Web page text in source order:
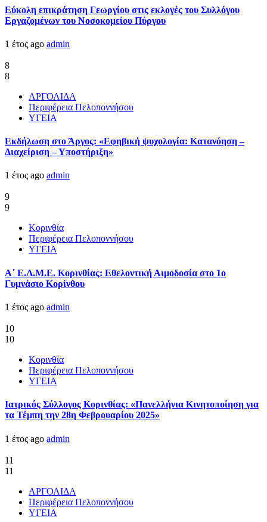
Εύκολη επικράτηση Γεωργίου στις εκλογές του Συλλόγου
Εργαζομένων του Νοσοκομείου Πύργου
1 έτος ago admin
8
8
ΑΡΓΟΛΙΔΑ
Περιφέρεια Πελοποννήσου
ΥΓΕΙΑ
Εκδήλωση στο Άργος: «Εφηβική ψυχολογία: Κατανόηση –
Διαχείριση – Υποστήριξη»
1 έτος ago admin
9
9
Κορινθία
Περιφέρεια Πελοποννήσου
ΥΓΕΙΑ
Α΄ Ε.Λ.Μ.Ε. Κορινθίας: Εθελοντική Αιμοδοσία στο 1ο
Γυμνάσιο Κορίνθου
1 έτος ago admin
10
10
Κορινθία
Περιφέρεια Πελοποννήσου
ΥΓΕΙΑ
Ιατρικός Σύλλογος Κορινθίας: «Πανελλήνια Κινητοποίηση για
τα Τέμπη την 28η Φεβρουαρίου 2025»
1 έτος ago admin
11
11
ΑΡΓΟΛΙΔΑ
Περιφέρεια Πελοποννήσου
ΥΓΕΙΑ